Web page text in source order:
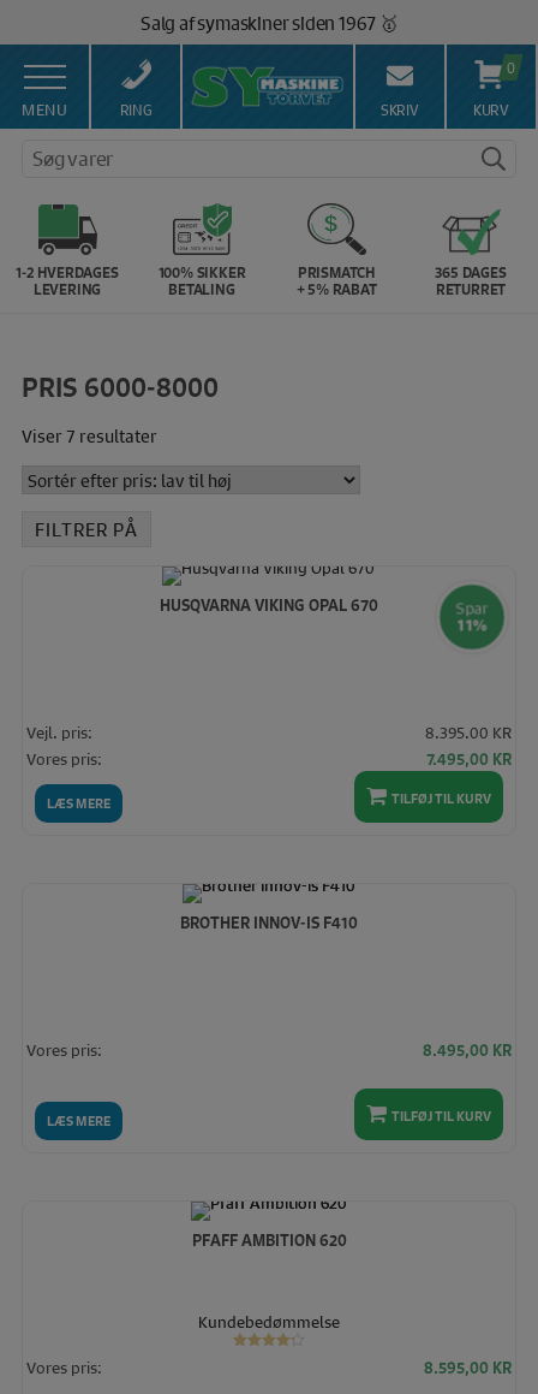
indholdet
Salg af symaskiner siden 1967 🥇
100% Dansk hjemmeside 👍
Brug for hjælp? Ring på 43 44 45 15 ☎️
Vi matcher alle danske priser 💰
MENU RING SKRIV
0
KURV
Søg varer
1-2 HVERDAGES
LEVERING
100% SIKKER
BETALING
PRISMATCH
+ 5% RABAT
365 DAGES
RETURRET
PRIS 6000-8000
Viser 7 resultaterSorteret
efter
pris:
høj
FILTRER PÅ
Spar
11%
HUSQVARNA VIKING OPAL 670
LÆS MERE
Vejl. pris:
8.395.00 KR
Vores pris:
Den
oprindelige
pris
var:
7.495,00 KRDen
TILFØJ TIL KURV
BROTHER INNOV-IS F410
LÆS MERE
Vores pris: 8.495,00 KR
TILFØJ TIL KURV
PFAFF AMBITION 620
Kundebedømmelse
Vores pris: 8.595,00 KR